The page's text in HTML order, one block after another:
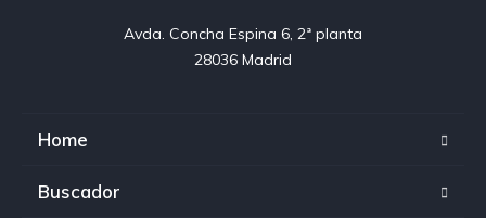
Avda. Concha Espina 6, 2ª planta
28036 Madrid
Home
Buscador